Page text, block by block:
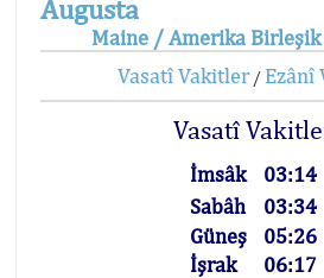
Augusta
Maine / Amerika
Vasatî Vakitler/ Ezânî
Vasatî
İmsâk
03:14
Sabâh
03:34
Güneş
05:26
İşrak
06:17